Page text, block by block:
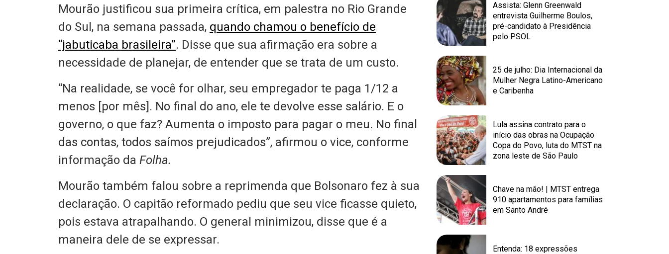
Mourão justificou sua primeira crítica, em palestra no Rio Grande
do Sul, na semana passada, quando chamou o benefício de
“jabuticaba brasileira”. Disse que sua afirmação era sobre a
necessidade de planejar, de entender que se trata de um custo.
“Na realidade, se você for olhar, seu empregador te paga 1/12 a
menos [por mês]. No final do ano, ele te devolve esse salário. E o
governo, o que faz? Aumenta o imposto para pagar o meu. No final
das contas, todos saímos prejudicados”, afirmou o vice, conforme
informação da Folha.
Mourão também falou sobre a reprimenda que Bolsonaro fez à sua
declaração. O capitão reformado pediu que seu vice ficasse quieto,
pois estava atrapalhando. O general minimizou, disse que é a
maneira dele de se expressar.
Assista: Glenn Greenwald
entrevista Guilherme Boulos,
pré-candidato à Presidência
pelo PSOL
25 de julho: Dia Internacional da
Mulher Negra Latino-Americano
e Caribenha
Lula assina contrato para o
início das obras na Ocupação
Copa do Povo, luta do MTST na
zona leste de São Paulo
Chave na mão! | MTST entrega
910 apartamentos para famílias
em Santo André
Entenda: 18 expressões